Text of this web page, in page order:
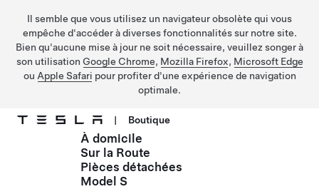
Il semble que vous utilisez un navigateur obsolète qui vous
empêche d'accéder à diverses fonctionnalités sur notre site.
Bien qu'aucune mise à jour ne soit nécessaire, veuillez songer à
son utilisation Google Chrome, Mozilla Firefox, Microsoft Edge
ou Apple Safari pour profiter d'une expérience de navigation
optimale.
Passer au contenu principal
| Boutique
À domicile
Sur la Route
Pièces détachées
Model S